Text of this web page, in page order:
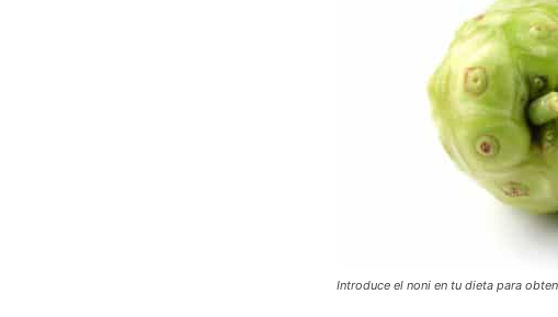
Introduce el noni en tu dieta para